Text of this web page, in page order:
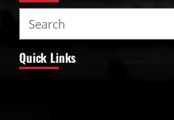
e
a
Quick Links